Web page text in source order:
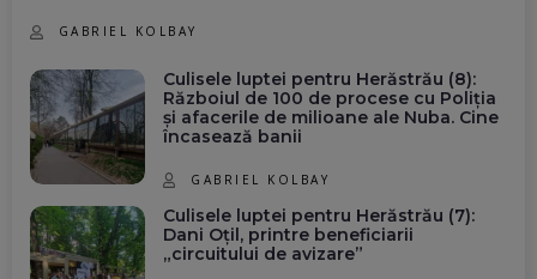
GABRIEL KOLBAY
Culisele luptei pentru Herăstrău (8):
Războiul de 100 de procese cu Poliția
și afacerile de milioane ale Nuba. Cine
încasează banii
GABRIEL KOLBAY
Culisele luptei pentru Herăstrău (7):
Dani Oțil, printre beneficiarii
„circuitului de avizare”